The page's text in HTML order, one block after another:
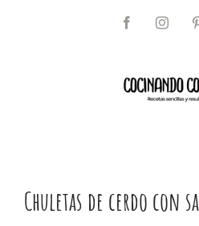
Chuletas de cerdo con